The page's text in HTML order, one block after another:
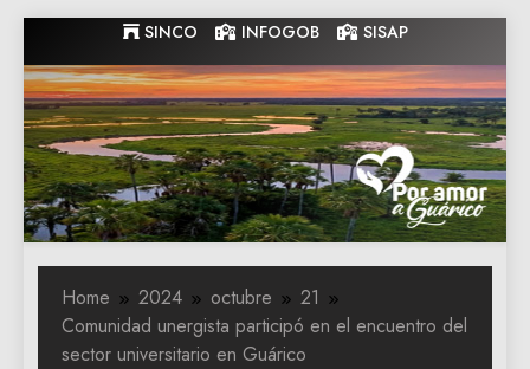
to
content
SINCO INFOGOB SISAP
Gobernacion
de Guarico
Gobernacion de Guarico
Home 2024 octubre
21
Comunidad unergista participó en el encuentro del
sector universitario en Guárico